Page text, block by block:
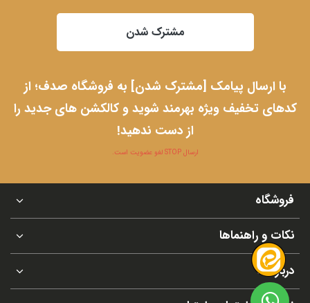
مشترک شدن
با ارسال پیامک [مشترک شدن] به فروشگاه صدف؛ از
کدهای تخفیف ویژه بهرمند شوید و کالکشن های جدید را
از دست ندهید!
ارسال STOP لغو عضویت است.
فروشگاه
نکات و راهنماها
درباره ما